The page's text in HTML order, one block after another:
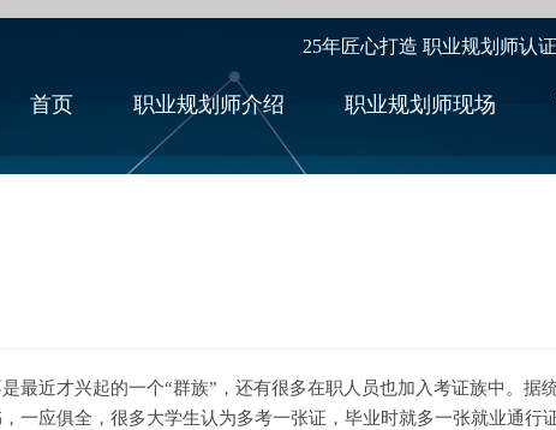
首页 职业规划师介绍 职业规划师现场
25年匠心打造 职业规划师认
近才兴起的一个“群族”，还有很多在职人员也加入考证族中。据
一应俱全，很多大学生认为多考一张证，毕业时就多一张就业通行